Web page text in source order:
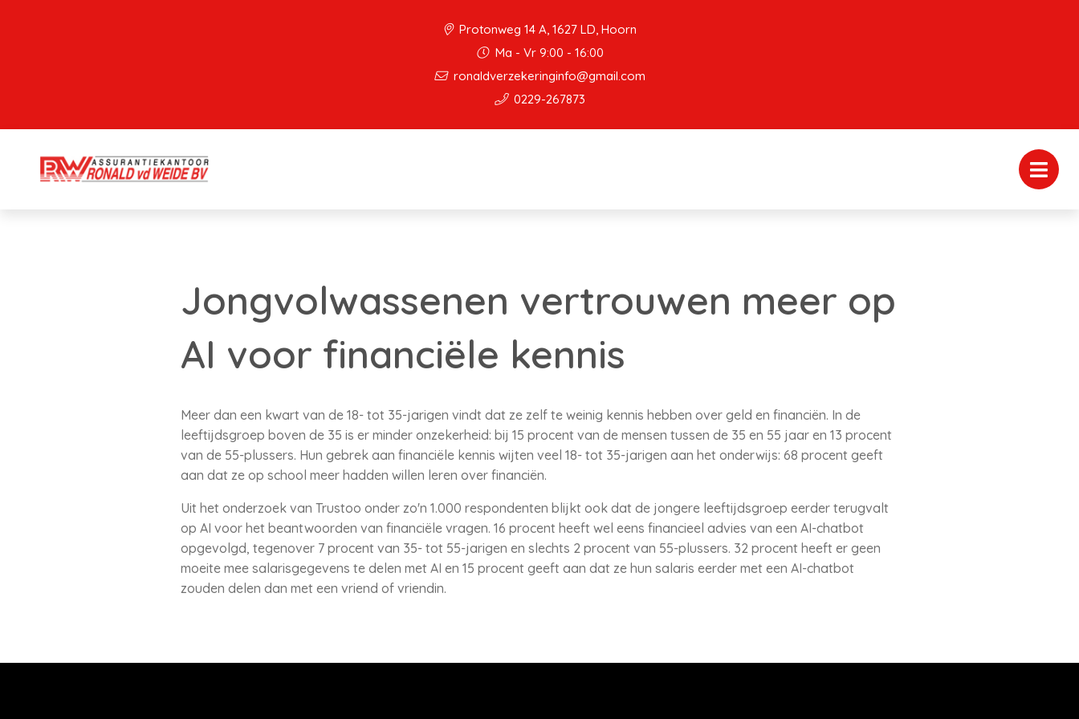
Protonweg 14 A, 1627 LD, Hoorn
Ma - Vr 9:00 - 16:00
ronaldverzekeringinfo@gmail.com
0229-267873
Jongvolwassenen vertrouwen meer op
AI voor financiële kennis
Meer dan een kwart van de 18- tot 35-jarigen vindt dat ze zelf te weinig kennis hebben over geld en financiën. In de
leeftijdsgroep boven de 35 is er minder onzekerheid: bij 15 procent van de mensen tussen de 35 en 55 jaar en 13 procent
van de 55-plussers. Hun gebrek aan financiële kennis wijten veel 18- tot 35-jarigen aan het onderwijs: 68 procent geeft
aan dat ze op school meer hadden willen leren over financiën.
Uit het onderzoek van Trustoo onder zo'n 1.000 respondenten blijkt ook dat de jongere leeftijdsgroep eerder terugvalt
op AI voor het beantwoorden van financiële vragen. 16 procent heeft wel eens financieel advies van een AI-chatbot
opgevolgd, tegenover 7 procent van 35- tot 55-jarigen en slechts 2 procent van 55-plussers. 32 procent heeft er geen
moeite mee salarisgegevens te delen met AI en 15 procent geeft aan dat ze hun salaris eerder met een AI-chatbot
zouden delen dan met een vriend of vriendin.